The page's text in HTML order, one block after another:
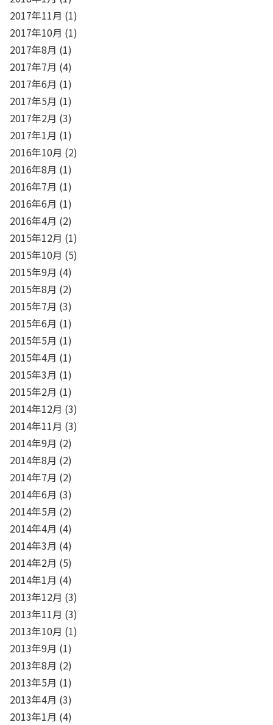
2017年11月 (1)
2017年10月 (1)
2017年8月 (1)
2017年7月 (4)
2017年6月 (1)
2017年5月 (1)
2017年2月 (3)
2017年1月 (1)
2016年10月 (2)
2016年8月 (1)
2016年7月 (1)
2016年6月 (1)
2016年4月 (2)
2015年12月 (1)
2015年10月 (5)
2015年9月 (4)
2015年8月 (2)
2015年7月 (3)
2015年6月 (1)
2015年5月 (1)
2015年4月 (1)
2015年3月 (1)
2015年2月 (1)
2014年12月 (3)
2014年11月 (3)
2014年9月 (2)
2014年8月 (2)
2014年7月 (2)
2014年6月 (3)
2014年5月 (2)
2014年4月 (4)
2014年3月 (4)
2014年2月 (5)
2014年1月 (4)
2013年12月 (3)
2013年11月 (3)
2013年10月 (1)
2013年9月 (1)
2013年8月 (2)
2013年5月 (1)
2013年4月 (3)
2013年1月 (4)